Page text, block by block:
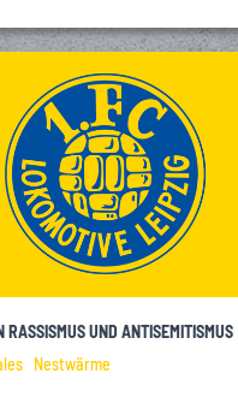
RASSISMUS UND ANTISEMITISMUS
Nestwärme